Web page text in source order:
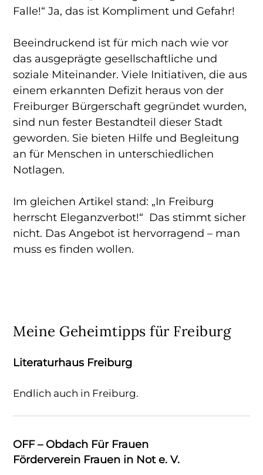
Falle!“ Ja, das ist Kompliment und Gefahr!
Beeindruckend ist für mich nach wie vor
das ausgeprägte gesellschaftliche und
soziale Miteinander. Viele Initiativen, die aus
einem erkannten Defizit heraus von der
Freiburger Bürgerschaft gegründet wurden,
sind nun fester Bestandteil dieser Stadt
geworden. Sie bieten Hilfe und Begleitung
an für Menschen in unterschiedlichen
Notlagen.
Im gleichen Artikel stand: „In Freiburg
herrscht Eleganzverbot!“ Das stimmt sicher
nicht. Das Angebot ist hervorragend – man
muss es finden wollen.
Meine Geheimtipps für Freiburg
Literaturhaus Freiburg
Endlich auch in Freiburg.
OFF – Obdach Für Frauen
Förderverein Frauen in Not e. V.